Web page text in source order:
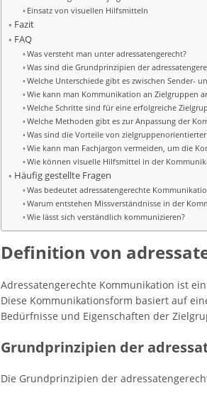
Einsatz von visuellen Hilfsmitteln
Fazit
FAQ
Was versteht man unter adressatengerecht?
Was sind die Grundprinzipien der
Welche Unterschiede gibt es zwischen Sender-
Wie kann man Kommunikation an Zielgruppen
Welche Schritte sind für eine erfolgreiche
Welche Methoden gibt es zur Anpassung der
Was sind die Vorteile von
Wie kann man Fachjargon vermeiden, um die
Wie können visuelle Hilfsmittel in der
Häufig gestellte Fragen
Was bedeutet adressatengerechte
Warum entstehen Missverständnisse in der
Wie lässt sich verständlich kommunizieren?
Definition von
Adressatengerechte Kommunikation ist
Diese Kommunikationsform basiert auf
Bedürfnisse und Eigenschaften der
Grundprinzipien der
Die Grundprinzipien der